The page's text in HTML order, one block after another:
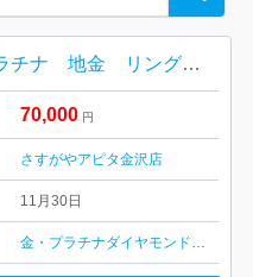
Pt900 プラチナ 地金 リング アクセサリー ダイヤ
70,000 円
さすがやアピタ金沢店
11月30日
金・プラチナダイヤモンドダイヤ・